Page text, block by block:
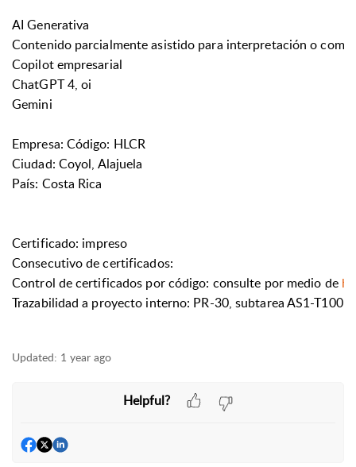
AI Generativa
Contenido parcialmente asistido para interpretación o
Copilot empresarial
ChatGPT 4, oi
Gemini
Empresa: Código: HLCR
Ciudad: Coyol, Alajuela
País: Costa Rica
Certificado: impreso
Consecutivo de certificados:
Control de certificados por código: consulte por medio de
Trazabilidad a proyecto interno: PR-30, subtarea AS1-T100
Updated: 1 year ago
Helpful?